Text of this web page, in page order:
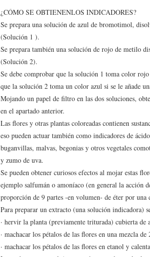
¿CÓMO SE OBTIENENLOS INDICADORES?
Se prepara una solución de azul de bromotimol,
(Solución 1 ).
Se prepara también una solución de rojo de metilo
(Solución 2).
Se debe comprobar que la solución 1 toma color
que la solución 2 toma un color azul si se le añade
Mojando un papel de filtro en las dos soluciones,
en el apartado anterior.
Las flores y otras plantas coloreadas contienen
eso pueden actuar también como indicadores de
buganvillas, malvas, begonias y otros vegetales
y zumo de uva.
Se pueden obtener curiosos efectos al mojar estas
ejemplo salfumán o amoníaco (en general la acción
proporción de 9 partes -en volumen- de éter por una
Para preparar un extracto (una solución indicadora)
· hervir la planta (previamente triturada) cubierta
· machacar los pétalos de las flores en una mezcla
· machacar los pétalos de las flores en etanol y